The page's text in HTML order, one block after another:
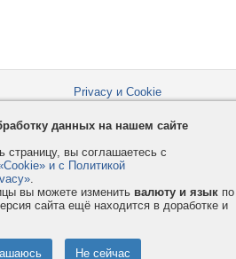
Privacy и Cookie
Форумы
данных на нашем сайте
страницу, вы соглашаетесь с
и с Политикой
.
вы можете изменить валюту и язык по
сайта ещё находится в доработке и